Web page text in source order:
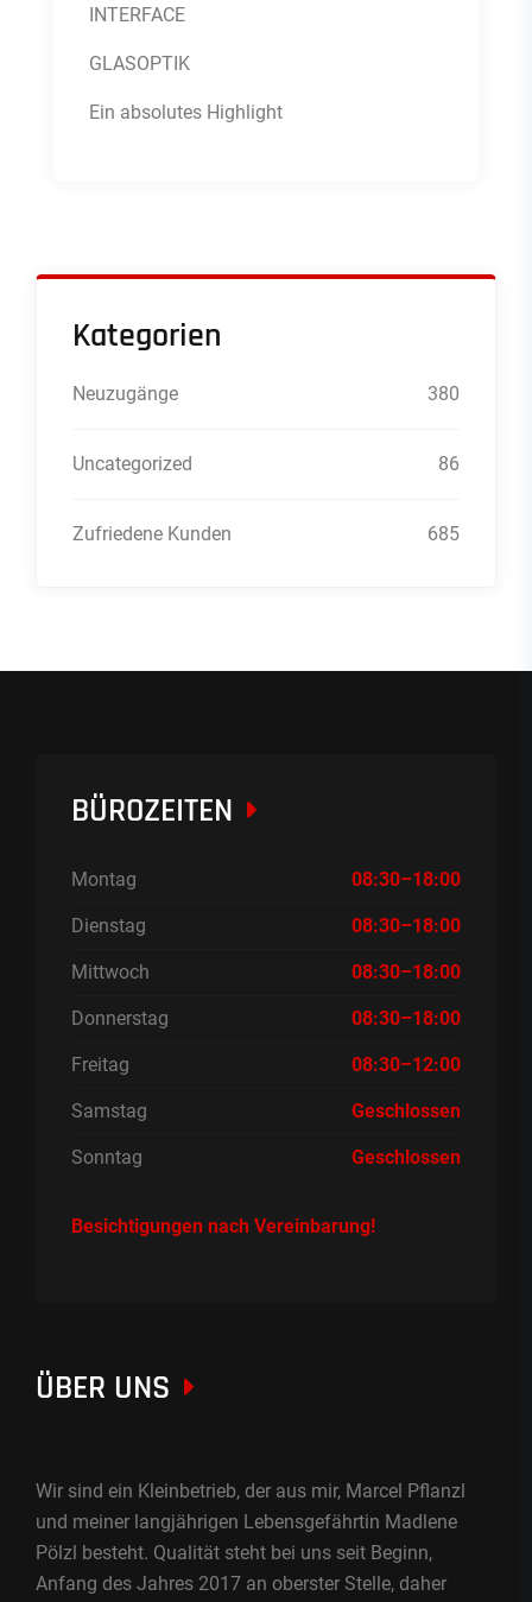
INTERFACE
GLASOPTIK
Ein absolutes Highlight
Kategorien
Neuzugänge 380
Uncategorized 86
Zufriedene Kunden 685
BÜROZEITEN
Montag 08:30–18:00
Dienstag 08:30–18:00
Mittwoch 08:30–18:00
Donnerstag 08:30–18:00
Freitag 08:30–12:00
Samstag Geschlossen
Sonntag Geschlossen
Besichtigungen nach Vereinbarung!
ÜBER UNS
Wir sind ein Kleinbetrieb, der aus mir, Marcel Pflanzl
und meiner langjährigen Lebensgefährtin Madlene
Pölzl besteht. Qualität steht bei uns seit Beginn,
Anfang des Jahres 2017 an oberster Stelle, daher